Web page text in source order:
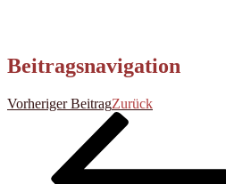
Beitragsnavigation
Vorheriger BeitragZurück